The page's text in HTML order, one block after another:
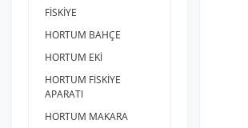
FİSKİYE
HORTUM BAHÇE
HORTUM EKİ
HORTUM FİSKİYE
APARATI
HORTUM MAKARA